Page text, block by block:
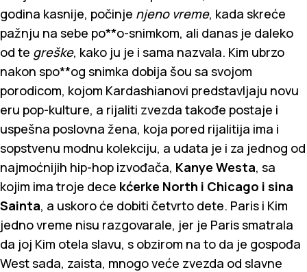
godina kasnije, počinje njeno vreme, kada skreće
pažnju na sebe po**o-snimkom, ali danas je daleko
od te greške, kako ju je i sama nazvala. Kim ubrzo
nakon spo**og snimka dobija šou sa svojom
porodicom, kojom Kardashianovi predstavljaju novu
eru pop-kulture, a rijaliti zvezda takođe postaje i
uspešna poslovna žena, koja pored rijalitija ima i
sopstvenu modnu kolekciju, a udata je i za jednog od
najmoćnijih hip-hop izvođača, Kanye Westa, sa
kojim ima troje dece kćerke North i Chicago i sina
Sainta, a uskoro će dobiti četvrto dete. Paris i Kim
jedno vreme nisu razgovarale, jer je Paris smatrala
da joj Kim otela slavu, s obzirom na to da je gospođa
West sada, zaista, mnogo veće zvezda od slavne